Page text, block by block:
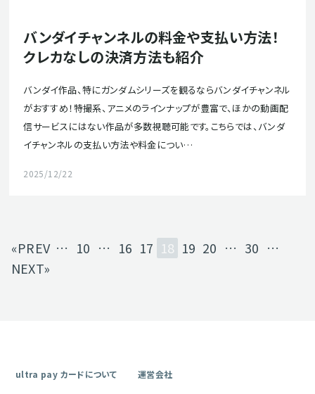
バンダイチャンネルの料金や支払い方法！
クレカなしの決済方法も紹介
バンダイ作品、特にガンダムシリーズを観るならバンダイチャンネル
がおすすめ！特撮系、アニメのラインナップが豊富で、ほかの動画配
信サービスにはない作品が多数視聴可能です。こちらでは、バンダ
イチャンネルの支払い方法や料金につい…
2025/12/22
«PREV … 10 … 16 17 18 19 20 … 30 …
NEXT»
ultra pay カードについて 運営会社